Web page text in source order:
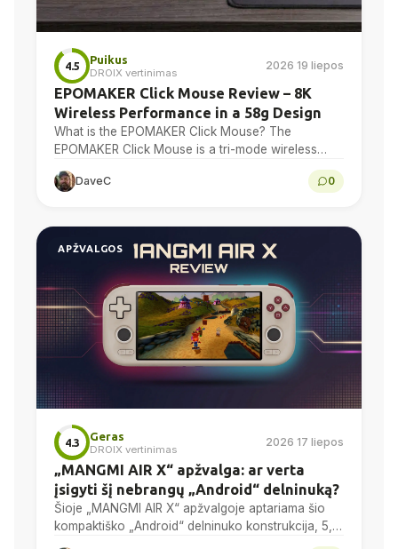
4.5
Puikus
DROIX vertinimas
2026 19 liepos
EPOMAKER Click Mouse Review – 8K
Wireless Performance in a 58g Design
What is the EPOMAKER Click Mouse? The
EPOMAKER Click Mouse is a tri-mode wireless
gaming mouse with a PAW3950 optical sensor, a
58g chassis,...
DaveC 0
APŽVALGOS
4.3
Geras
DROIX vertinimas
2026 17 liepos
„MANGMI AIR X“ apžvalga: ar verta
įsigyti šį nebrangų „Android“ delninuką?
Šioje „MANGMI AIR X“ apžvalgoje aptariama šio
kompaktiško „Android“ delninuko konstrukcija, 5,5